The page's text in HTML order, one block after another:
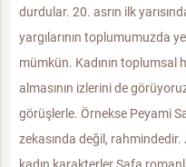
durdular. 20. asrın ilk
yargılarının toplumumuzda
mümkün. Kadının
almasının izlerini de
görüşlerle. Örnekse Peyami
zekasında değil, rahmindedir.
kadın karakterler Safa